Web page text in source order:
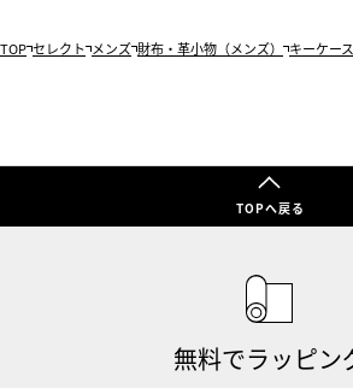
TOP セレクト メンズ 財布・革小物（メンズ） キーケー
TOPへ戻る
無料でラッピン